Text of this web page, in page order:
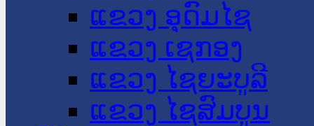
ແຂວງ ອຸດົມໄຊ
ແຂວງ ເຊກອງ
ແຂວງ ໄຊຍະບູລີ
ແຂວງ ໄຊສົມບູນ